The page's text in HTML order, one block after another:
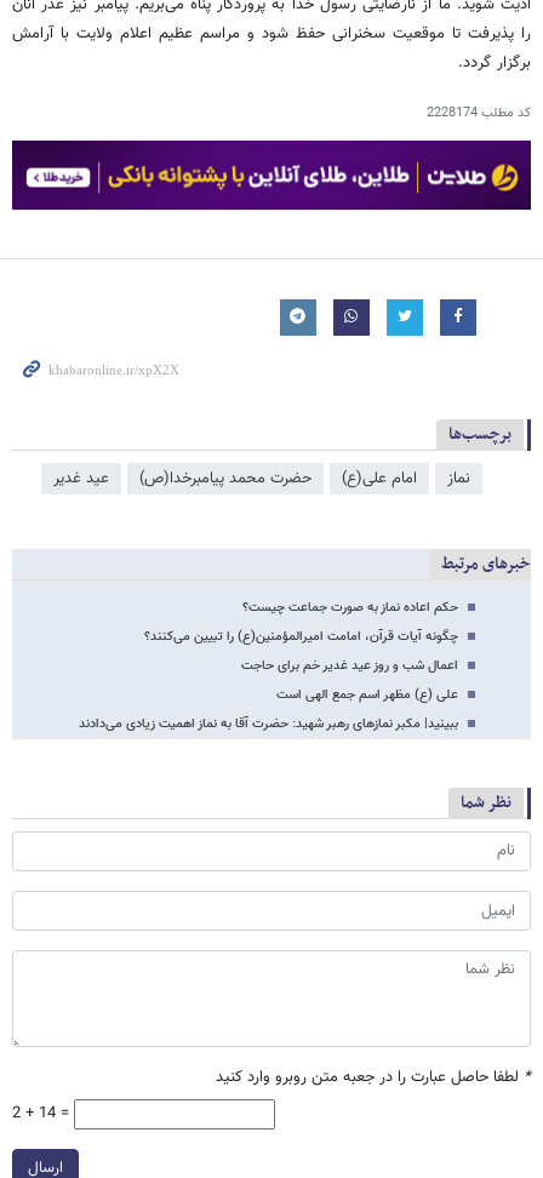
اذیت شوید. ما از نارضایتی رسول خدا به پروردگار پناه می‌بریم. پیامبر نیز عذر آنان
را پذیرفت تا موقعیت سخنرانی حفظ شود و مراسم عظیم اعلام ولایت با آرامش
برگزار گردد.
کد مطلب2228174
برچسب‌ها
نماز امام علی(ع) حضرت محمد پیامبرخدا(ص) عید غدیر
خبرهای مرتبط
حکم اعاده نماز به صورت جماعت چیست؟
چگونه آیات قرآن، امامت امیرالمؤمنین(ع) را تبیین می‌کنند؟
اعمال شب و روز عید غدیر خم برای حاجت
علی (ع) مظهر اسم جمع الهی است
ببینید| مکبر نمازهای رهبر شهید: حضرت آقا به نماز اهمیت زیادی می‌دادند
نظر شما
* لطفا حاصل عبارت را در جعبه متن روبرو وارد کنید
2 + 14 =
ارسال